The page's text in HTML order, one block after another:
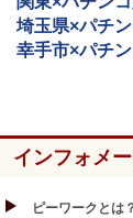
埼玉県×パチ
幸手市×パチ
インフォメ
ピーワークとは